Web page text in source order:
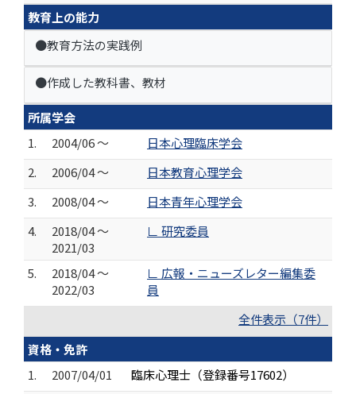
教育上の能力
●教育方法の実践例
●作成した教科書、教材
所属学会
1.
2004/06 ～
日本心理臨床学会
2.
2006/04 ～
日本教育心理学会
3.
2008/04 ～
日本青年心理学会
4.
2018/04 ～
2021/03
∟ 研究委員
5.
2018/04 ～
2022/03
∟ 広報・ニューズレター編集委
員
全件表示（7件）
資格・免許
1.
2007/04/01
臨床心理士（登録番号17602）